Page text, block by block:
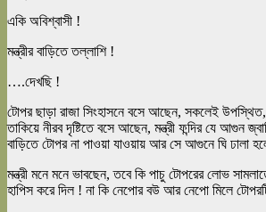
একি অবিশ্বাসী !
মন্ত্রীর বাড়িতে তল্লাশি !
….দেখছি !
টোপর ছাড়া রাজা সিংহাসনে বসে আছেন, সকলেই
তাকিয়ে নীরব দৃষ্টিতে বসে আছেন, মন্ত্রী ফন্দির যে আগুন
বাড়িতে টোপর না পাওয়া যাওয়ায় আর সে আগুনে ঘি ঢালা
মন্ত্রী মনে মনে ভাবছেন, তবে কি পাচু টোপরের লোভ
হাপিস করে দিল ! না কি নেপোর বউ আর নেপো মিলে